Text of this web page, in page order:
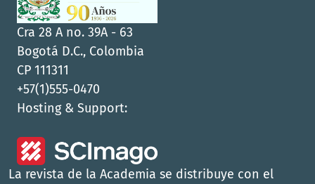
Cra 28 A no. 39A - 63
Bogotá D.C., Colombia
CP 111311
+57(1)555-0470
Hosting & Support:
La revista de la Academia se distribuye con el